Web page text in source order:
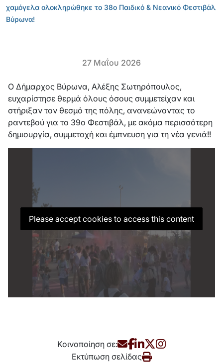
χαμόγελα ολοκληρώθηκε το 38ο Παιδικό & Νεανικό Φεστιβάλ
Βύρωνα!
27 Μαΐου 2026
Ο Δήμαρχος Βύρωνα, Αλέξης Σωτηρόπουλος,
ευχαρίστησε θερμά όλους όσους συμμετείχαν και
στήριξαν τον θεσμό της πόλης, ανανεώνοντας το
ραντεβού για το 39ο Φεστιβάλ, με ακόμα περισσότερη
δημιουργία, συμμετοχή και έμπνευση για τη νέα γενιά!!
Please accept cookies to access this content
Κοινοποίηση σε:
Εκτύπωση σελίδας